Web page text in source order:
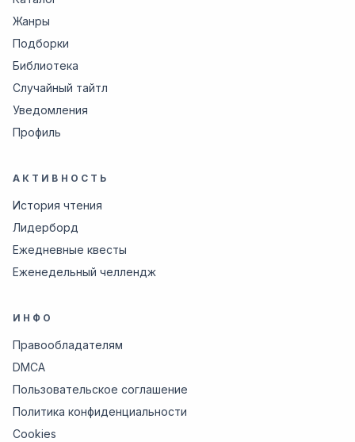
Жанры
Подборки
Библиотека
Случайный тайтл
Уведомления
Профиль
АКТИВНОСТЬ
История чтения
Лидерборд
Ежедневные квесты
Еженедельный челлендж
ИНФО
Правообладателям
DMCA
Пользовательское соглашение
Политика конфиденциальности
Cookies